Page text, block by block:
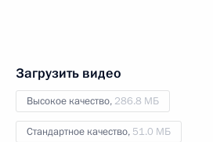
Загрузить видео
Высокое качество, 286.8 МБ
Стандартное качество, 51.0 МБ